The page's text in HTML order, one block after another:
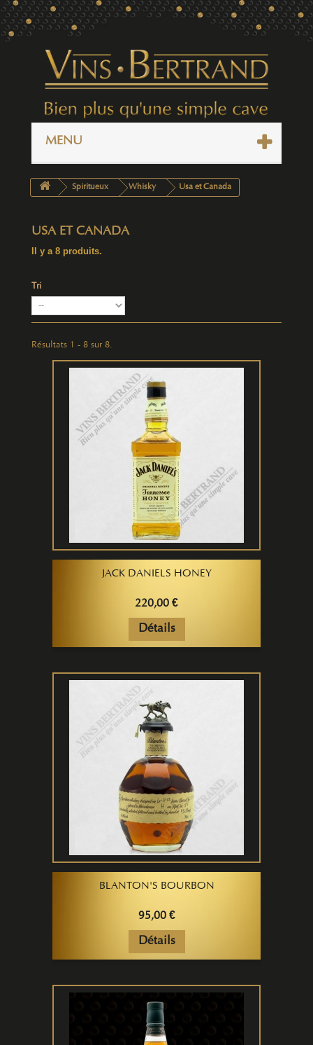
MENU
Spiritueux Whisky Usa et Canada
USA ET CANADA
Il y a 8 produits.
Tri
Résultats 1 - 8 sur 8.
JACK DANIELS HONEY
220,00 €
Détails
BLANTON'S BOURBON
95,00 €
Détails